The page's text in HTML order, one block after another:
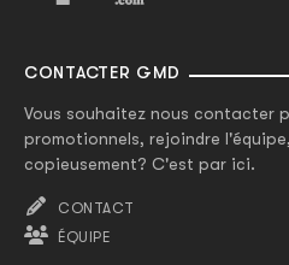
CONTACTER GMD
Vous souhaitez nous contacter
promotionnels, rejoindre
copieusement? C'est par ici.
CONTACT
ÉQUIPE